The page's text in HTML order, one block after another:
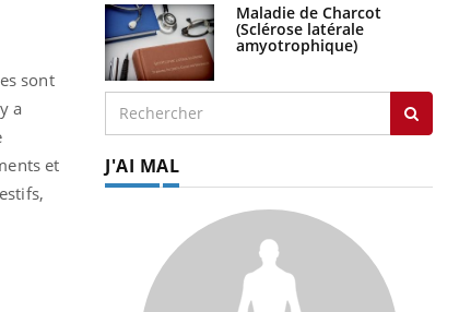
sont
a
et
Maladie de Charcot
(Sclérose latérale
amyotrophique)
J'AI MAL